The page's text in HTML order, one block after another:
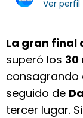
Ver perfil
La gran final
superó los 30
consagrando
seguido de
tercer lugar.